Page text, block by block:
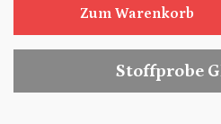
Zum Warenkorb
Stoffprobe